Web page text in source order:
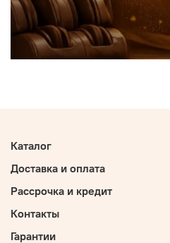
Каталог
Доставка и оплата
Рассрочка и кредит
Контакты
Гарантии